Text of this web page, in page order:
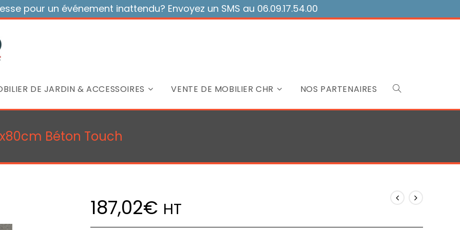
pour un événement inattendu? Envoyez un SMS au 06.09.17.54.00
DE JARDIN & ACCESSOIRES VENTE DE MOBILIER CHR NOS PARTENAIRES Toggle
search
Béton Touch
187,02€ HT